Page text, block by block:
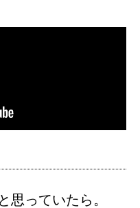
思っていたら。